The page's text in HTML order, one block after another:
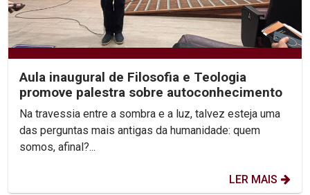
Aula inaugural de Filosofia e Teologia
promove palestra sobre autoconhecimento
Na travessia entre a sombra e a luz, talvez esteja uma
das perguntas mais antigas da humanidade: quem
somos, afinal?...
LER MAIS